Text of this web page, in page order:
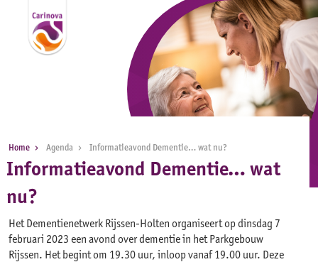
Home Agenda Informatieavond Dementie… wat nu?
Informatieavond Dementie… wat
nu?
Het Dementienetwerk Rijssen-Holten organiseert op dinsdag 7
februari 2023 een avond over dementie in het Parkgebouw
Rijssen. Het begint om 19.30 uur, inloop vanaf 19.00 uur. Deze